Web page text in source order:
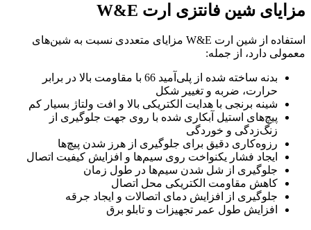
مزایای شین فانتزی ارت W&E
استفاده از شین ارت W&E مزایای متعددی نسبت به شین‌های
معمولی دارد، از جمله:
بدنه ساخته شده از پلی‌آمید 66 با مقاومت بالا در برابر
حرارت، ضربه و تغییر شکل
شینه برنجی با هدایت الکتریکی بالا و افت ولتاژ بسیار کم
پیچ‌های استیل آبکاری شده با روی جهت جلوگیری از
زنگ‌زدگی و خوردگی
رزوه‌کاری دقیق برای جلوگیری از هرز شدن پیچ‌ها
ایجاد فشار یکنواخت روی سیم‌ها و افزایش کیفیت اتصال
جلوگیری از شل شدن سیم‌ها در طول زمان
کاهش مقاومت الکتریکی محل اتصال
جلوگیری از افزایش دمای اتصالات و ایجاد جرقه
افزایش طول عمر تجهیزات و تابلو برق